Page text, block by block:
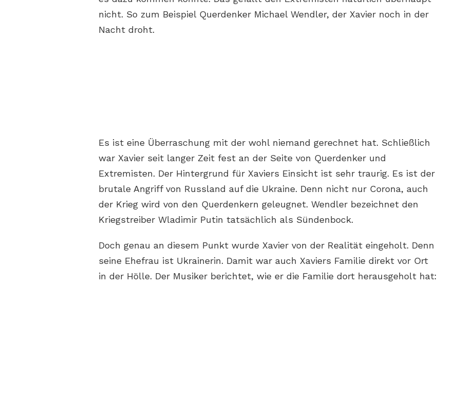
nicht. So zum Beispiel Querdenker Michael Wendler, der Xavier noch in der
Nacht droht.
Es ist eine Überraschung mit der wohl niemand gerechnet hat. Schließlich
war Xavier seit langer Zeit fest an der Seite von Querdenker und
Extremisten. Der Hintergrund für Xaviers Einsicht ist sehr traurig. Es ist der
brutale Angriff von Russland auf die Ukraine. Denn nicht nur Corona, auch
der Krieg wird von den Querdenkern geleugnet. Wendler bezeichnet den
Kriegstreiber Wladimir Putin tatsächlich als Sündenbock.
Doch genau an diesem Punkt wurde Xavier von der Realität eingeholt. Denn
seine Ehefrau ist Ukrainerin. Damit war auch Xaviers Familie direkt vor Ort
in der Hölle. Der Musiker berichtet, wie er die Familie dort herausgeholt hat: